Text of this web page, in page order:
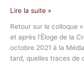
Lire la suite »
Retour sur le colloque
et après l’Éloge de la
octobre 2021 à la
tard, quelles traces de